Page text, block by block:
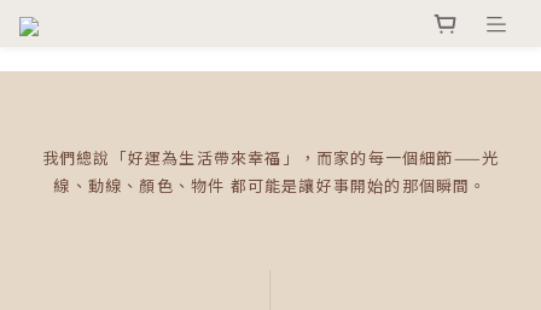
我們總說「好運為生活帶來幸福」，而家的每一個細節——光
線、動線、顏色、物件 都可能是讓好事開始的那個瞬間。